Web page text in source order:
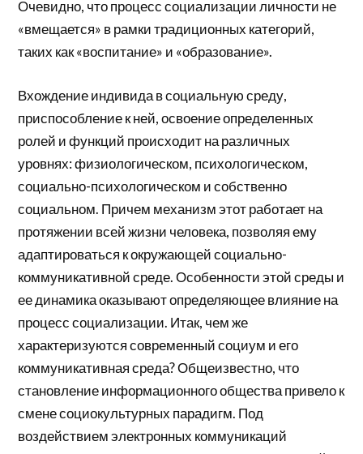
Очевидно, что процесс социализации личности не
«вмещается» в рамки традиционных категорий,
таких как «воспитание» и «образование».
Вхождение индивида в социальную среду,
приспособление к ней, освоение определенных
ролей и функций происходит на различных
уровнях: физиологическом, психологическом,
социально-психологическом и собственно
социальном. Причем механизм этот работает на
протяжении всей жизни человека, позволяя ему
адаптироваться к окружающей социально-
коммуникативной среде. Особенности этой среды и
ее динамика оказывают определяющее влияние на
процесс социализации. Итак, чем же
характеризуются современный социум и его
коммуникативная среда? Общеизвестно, что
становление информационного общества привело к
смене социокультурных парадигм. Под
воздействием электронных коммуникаций